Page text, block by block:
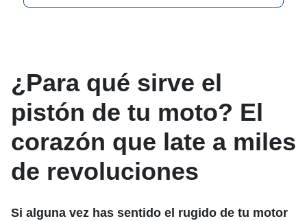
¿Para qué sirve el
pistón de tu moto? El
corazón que late a miles
de revoluciones
Si alguna vez has sentido el rugido de tu motor